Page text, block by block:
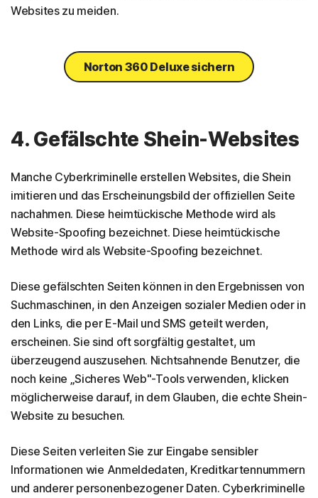
Websites zu meiden.
Norton 360 Deluxe sichern
4. Gefälschte Shein-Websites
Manche Cyberkriminelle erstellen Websites, die Shein
imitieren und das Erscheinungsbild der offiziellen Seite
nachahmen. Diese heimtückische Methode wird als
Website-Spoofing bezeichnet. Diese heimtückische
Methode wird als Website-Spoofing bezeichnet.
Diese gefälschten Seiten können in den Ergebnissen von
Suchmaschinen, in den Anzeigen sozialer Medien oder in
den Links, die per E-Mail und SMS geteilt werden,
erscheinen. Sie sind oft sorgfältig gestaltet, um
überzeugend auszusehen. Nichtsahnende Benutzer, die
noch keine „Sicheres Web"-Tools verwenden, klicken
möglicherweise darauf, in dem Glauben, die echte Shein-
Website zu besuchen.
Diese Seiten verleiten Sie zur Eingabe sensibler
Informationen wie Anmeldedaten, Kreditkartennummern
und anderer personenbezogener Daten. Cyberkriminelle